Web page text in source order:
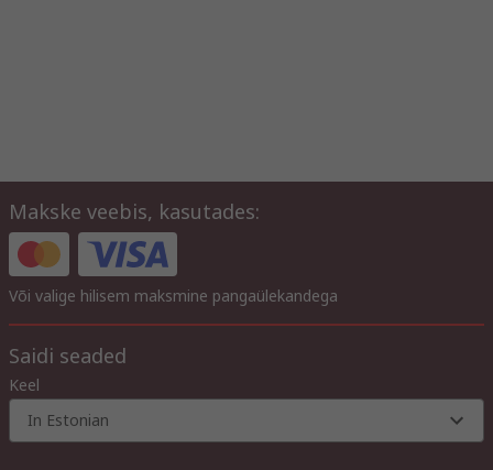
Makske veebis, kasutades:
Või valige hilisem maksmine pangaülekandega
Saidi seaded
Keel
In Estonian